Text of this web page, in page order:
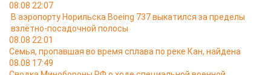
08.08 22:07
В аэропорту Норильска Boeing 737 выкатился за пределы
взлётно-посадочной полосы
08.08 22:01
Семья, пропавшая во время сплава по реке Кан, найдена
08.08 17:49